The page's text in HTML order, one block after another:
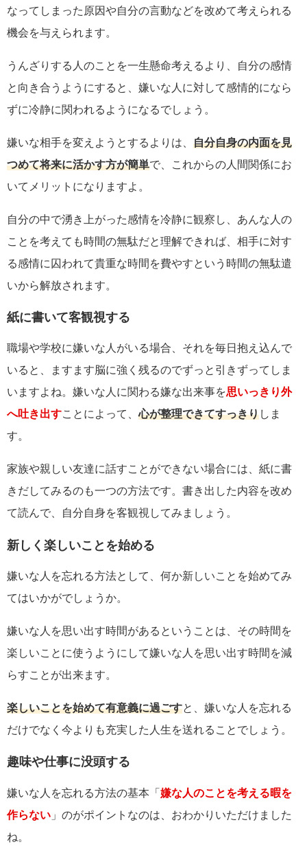
なってしまった原因や自分の言動などを改めて考えられる
機会を与えられます。
うんざりする人のことを一生懸命考えるより、自分の感情
と向き合うようにすると、嫌いな人に対して感情的になら
ずに冷静に関われるようになるでしょう。
嫌いな相手を変えようとするよりは、 自分自身の内面を見
つめて将来に活かす方が簡単で、これからの人間関係にお
いてメリットになりますよ。
自分の中で湧き上がった感情を冷静に観察し、あんな人の
ことを考えても時間の無駄だと理解できれば、相手に対す
る感情に囚われて貴重な時間を費やすという時間の無駄遣
いから解放されます。
紙に書いて客観視する
職場や学校に嫌いな人がいる場合、それを毎日抱え込んで
いると、ますます脳に強く残るのでずっと引きずってしま
いますよね。嫌いな人に関わる嫌な出来事を思いっきり外
へ吐き出すことによって、心が整理できてすっきりしま
す。
家族や親しい友達に話すことができない場合には、紙に書
きだしてみるのも一つの方法です。書き出した内容を改め
て読んで、自分自身を客観視してみましょう。
新しく楽しいことを始める
嫌いな人を忘れる方法として、何か新しいことを始めてみ
てはいかがでしょうか。
嫌いな人を思い出す時間があるということは、その時間を
楽しいことに使うようにして嫌いな人を思い出す時間を減
らすことが出来ます。
楽しいことを始めて有意義に過ごすと、嫌いな人を忘れる
だけでなく今よりも充実した人生を送れることでしょう。
趣味や仕事に没頭する
嫌いな人を忘れる方法の基本「 嫌な人のことを考える暇を
作らない 」のがポイントなのは、おわかりいただけました
ね。